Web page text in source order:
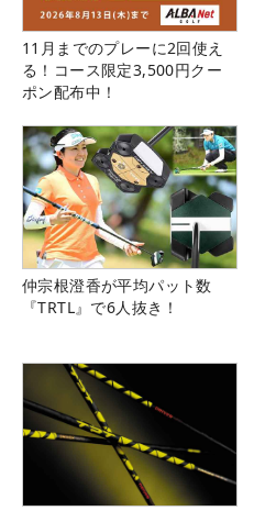
11月までのプレーに2回使え
る！コース限定3,500円クー
ポン配布中！
仲宗根澄香が平均パット数
『TRTL』で6人抜き！